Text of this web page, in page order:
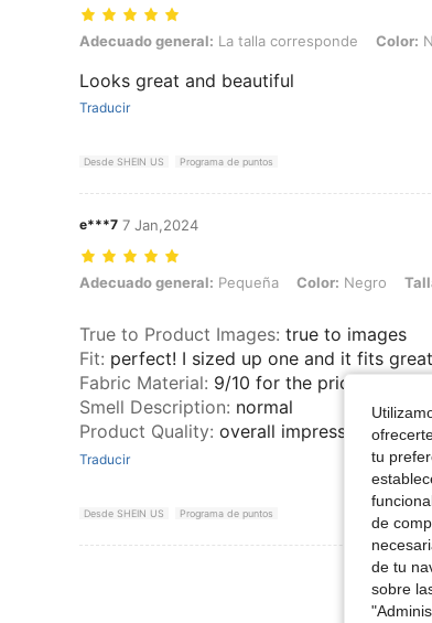
Adecuado general: La talla corresponde, Color: Negro,
Adecuado general: La talla corresponde Color:
Looks great and beautiful
Traducir
Desde SHEIN US Programa de puntos
e***7 7 Jan,2024
Adecuado general: Pequeña, Color: Negro, Talla: L
Adecuado general: Pequeña Color: Negro
True to Product Images: true to images
Fit: perfect! I sized up one and it fits
Fabric Material: 9/10 for the pricing!
Smell Description: normal
Product Quality: overall impressed!
Traducir
Desde SHEIN US Programa de puntos
tu
de
de tu
sobre